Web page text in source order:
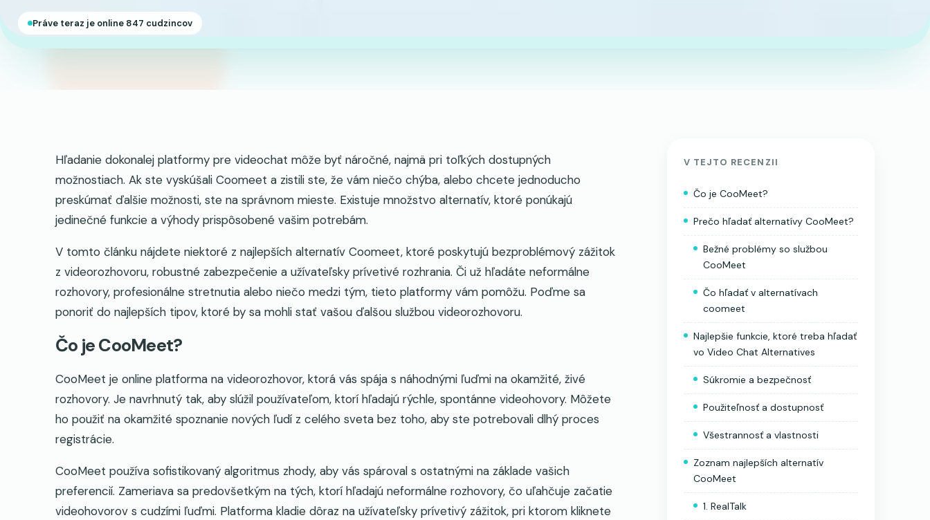
Práve teraz je online 847 cudzincov
Hľadanie dokonalej platformy pre videochat môže byť náročné, najmä pri toľkých dostupných
možnostiach. Ak ste vyskúšali Coomeet a zistili ste, že vám niečo chýba, alebo chcete jednoducho
preskúmať ďalšie možnosti, ste na správnom mieste. Existuje množstvo alternatív, ktoré ponúkajú
jedinečné funkcie a výhody prispôsobené vašim potrebám.
V tomto článku nájdete niektoré z najlepších alternatív Coomeet, ktoré poskytujú bezproblémový zážitok
z videorozhovoru, robustné zabezpečenie a užívateľsky prívetivé rozhrania. Či už hľadáte neformálne
rozhovory, profesionálne stretnutia alebo niečo medzi tým, tieto platformy vám pomôžu. Poďme sa
ponoriť do najlepších tipov, ktoré by sa mohli stať vašou ďalšou službou videorozhovoru.
Čo je CooMeet?
CooMeet je online platforma na videorozhovor, ktorá vás spája s náhodnými ľuďmi na okamžité, živé
rozhovory. Je navrhnutý tak, aby slúžil používateľom, ktorí hľadajú rýchle, spontánne videohovory. Môžete
ho použiť na okamžité spoznanie nových ľudí z celého sveta bez toho, aby ste potrebovali dlhý proces
registrácie.
CooMeet používa sofistikovaný algoritmus zhody, aby vás spároval s ostatnými na základe vašich
preferencií. Zameriava sa predovšetkým na tých, ktorí hľadajú neformálne rozhovory, čo uľahčuje začatie
videohovorov s cudzími ľuďmi. Platforma kladie dôraz na užívateľsky prívetivý zážitok, pri ktorom kliknete
V TEJTO RECENZII
Čo je CooMeet?
Prečo hľadať alternatívy CooMeet?
Bežné problémy so službou
CooMeet
Čo hľadať v alternatívach
coomeet
Najlepšie funkcie, ktoré treba hľadať
vo Video Chat Alternatives
Súkromie a bezpečnosť
Použiteľnosť a dostupnosť
Všestrannosť a vlastnosti
Zoznam najlepších alternatív
CooMeet
1. RealTalk